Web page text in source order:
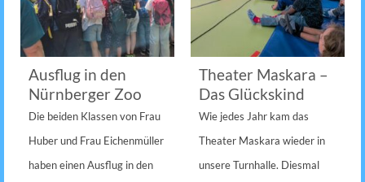
Ausflug in den
Nürnberger Zoo
Die beiden Klassen von Frau
Huber und Frau Eichenmüller
haben einen Ausflug in den
Theater Maskara –
Das Glückskind
Wie jedes Jahr kam das
Theater Maskara wieder in
unsere Turnhalle. Diesmal